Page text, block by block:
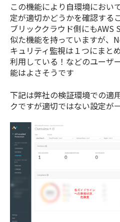
この機能により自環境におい
定が適切かどうかを確認する
ブリッククラウド側にも
似た機能を持っていますが、
キュリティ監視は１つにまと
利用している！などのユーザ
能はよさそうです
下記は弊社の検証環境での適
クですが適切ではない設定が